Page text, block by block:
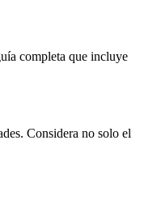
completa que incluye
Considera no solo el